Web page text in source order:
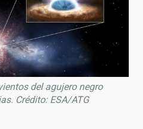
del agujero negro
Crédito: ESA/ATG